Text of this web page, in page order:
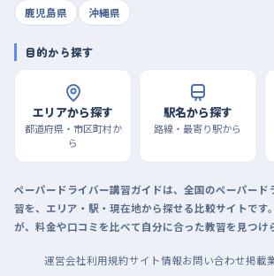
鹿児島県
沖縄県
目的から探す
エリアから探す
都道府県・市区町村か
ら
駅名から探す
路線・最寄り駅から
ペーパードライバー講習ガイドは、全国のペーパード
習を、エリア・駅・現在地から探せる比較サイトです
が、料金や口コミを比べて自分に合った教習を見つけ
運営会社利用規約サイト情報お問い合わせ掲載